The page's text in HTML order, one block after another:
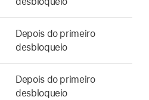
Depois do primeiro
desbloqueio
Depois do primeiro
desbloqueio